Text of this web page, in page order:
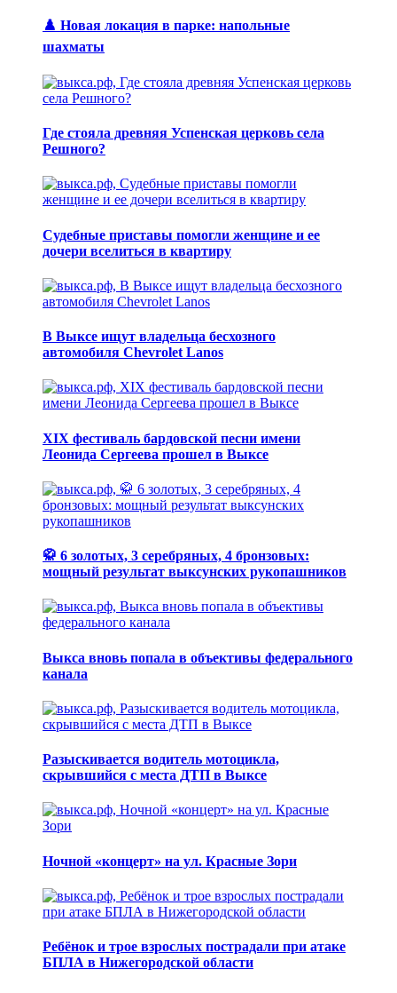
♟️ Новая локация в парке: напольные
шахматы
Где стояла древняя Успенская церковь села
Решного?
Судебные приставы помогли женщине и ее
дочери вселиться в квартиру
В Выксе ищут владельца бесхозного
автомобиля Chevrolet Lanos
XIX фестиваль бардовской песни имени
Леонида Сергеева прошел в Выксе
🥋 6 золотых, 3 серебряных, 4 бронзовых:
мощный результат выксунских рукопашников
Выкса вновь попала в объективы федерального
канала
Разыскивается водитель мотоцикла,
скрывшийся с места ДТП в Выксе
Ночной «концерт» на ул. Красные Зори
Ребёнок и трое взрослых пострадали при атаке
БПЛА в Нижегородской области